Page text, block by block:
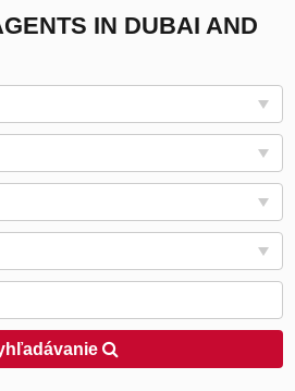
IN DUBAI AND